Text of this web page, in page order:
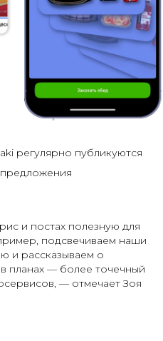
регулярно публикуются
и постах полезную для
подсвечиваем наши
и рассказываем о
планах — более точечный
— отмечает Зоя